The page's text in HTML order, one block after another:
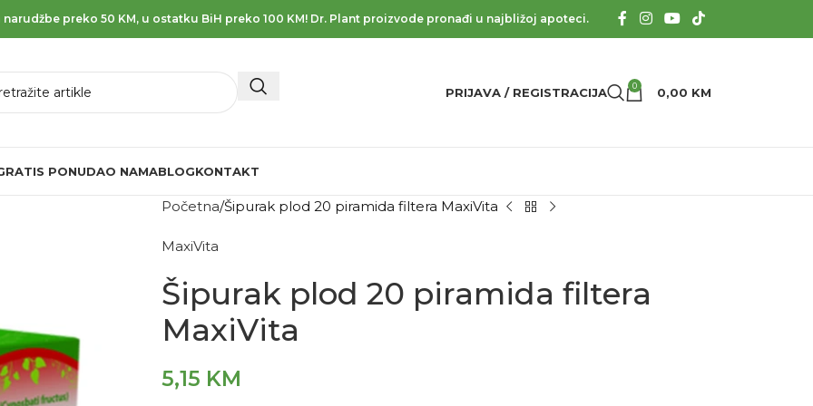
preko 50 KM, u ostatku BiH preko 100 KM! Dr. Plant proizvode pronađi u najbližoj apoteci.
PRIJAVA / REGISTRACIJA 0 0,00 KM
PONUDAO NAMABLOGKONTAKT
Početna Šipurak plod 20 piramida filtera MaxiVita
MaxiVita
Šipurak plod 20 piramida filtera
MaxiVita
5,15 KM